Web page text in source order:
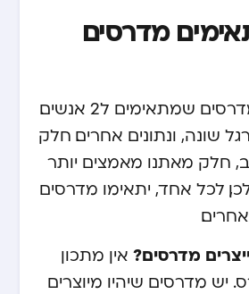
מדרסים
למעשה, אין זוג מדרסים שמתאימים ל2 אנשים.
שונה, ונתונים אחרים. חלק
חלק מאתנו מאמצים יותר
לכל אחד, יתאימו מדרסים
מדרסים? אין מתכון
יש מדרסים שיהיו מיוצרים